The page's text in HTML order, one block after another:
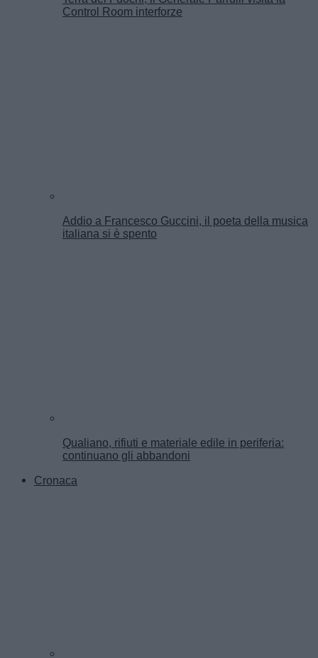
Control Room interforze
Addio a Francesco Guccini, il poeta della musica
italiana si è spento
Qualiano, rifiuti e materiale edile in periferia:
continuano gli abbandoni
Cronaca